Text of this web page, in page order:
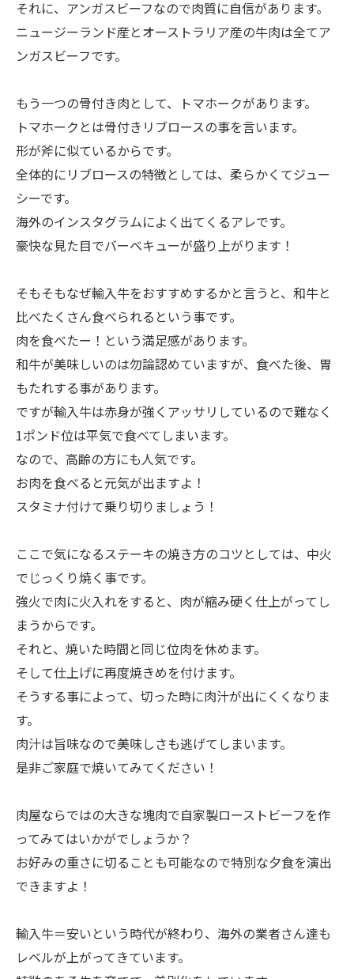
それに、アンガスビーフなので肉質に自信があります。
ニュージーランド産とオーストラリア産の牛肉は全てア
ンガスビーフです。
もう一つの骨付き肉として、トマホークがあります。
トマホークとは骨付きリブロースの事を言います。
形が斧に似ているからです。
全体的にリブロースの特徴としては、柔らかくてジュー
シーです。
海外のインスタグラムによく出てくるアレです。
豪快な見た目でバーベキューが盛り上がります！
そもそもなぜ輸入牛をおすすめするかと言うと、和牛と
比べたくさん食べられるという事です。
肉を食べたー！という満足感があります。
和牛が美味しいのは勿論認めていますが、食べた後、胃
もたれする事があります。
ですが輸入牛は赤身が強くアッサリしているので難なく
1ポンド位は平気で食べてしまいます。
なので、高齢の方にも人気です。
お肉を食べると元気が出ますよ！
スタミナ付けて乗り切りましょう！
ここで気になるステーキの焼き方のコツとしては、中火
でじっくり焼く事です。
強火で肉に火入れをすると、肉が縮み硬く仕上がってし
まうからです。
それと、焼いた時間と同じ位肉を休めます。
そして仕上げに再度焼きめを付けます。
そうする事によって、切った時に肉汁が出にくくなりま
す。
肉汁は旨味なので美味しさも逃げてしまいます。
是非ご家庭で焼いてみてください！
肉屋ならではの大きな塊肉で自家製ローストビーフを作
ってみてはいかがでしょうか？
お好みの重さに切ることも可能なので特別な夕食を演出
できますよ！
輸入牛＝安いという時代が終わり、海外の業者さん達も
レベルが上がってきています。